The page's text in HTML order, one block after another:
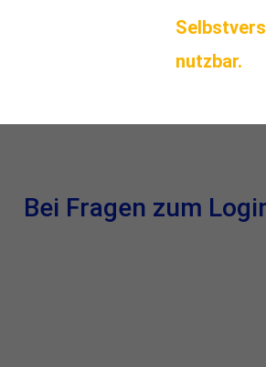
nutzbar.
Bei Fragen zum